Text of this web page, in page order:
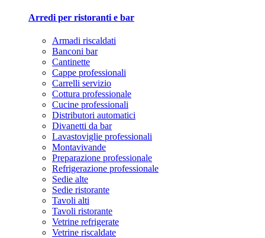
Arredi per ristoranti e bar
Armadi riscaldati
Banconi bar
Cantinette
Cappe professionali
Carrelli servizio
Cottura professionale
Cucine professionali
Distributori automatici
Divanetti da bar
Lavastoviglie professionali
Montavivande
Preparazione professionale
Refrigerazione professionale
Sedie alte
Sedie ristorante
Tavoli alti
Tavoli ristorante
Vetrine refrigerate
Vetrine riscaldate